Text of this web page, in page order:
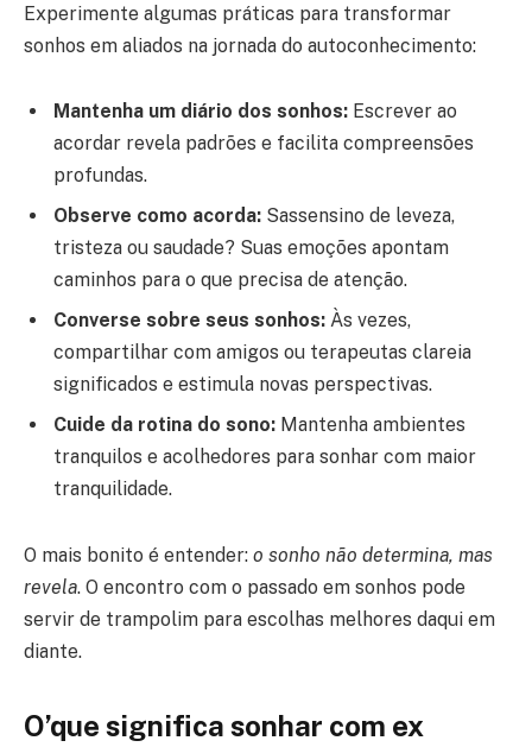
Experimente algumas práticas para transformar
sonhos em aliados na jornada do autoconhecimento:
Mantenha um diário dos sonhos: Escrever ao
acordar revela padrões e facilita compreensões
profundas.
Observe como acorda: Sassensino de leveza,
tristeza ou saudade? Suas emoções apontam
caminhos para o que precisa de atenção.
Converse sobre seus sonhos: Às vezes,
compartilhar com amigos ou terapeutas clareia
significados e estimula novas perspectivas.
Cuide da rotina do sono: Mantenha ambientes
tranquilos e acolhedores para sonhar com maior
tranquilidade.
O mais bonito é entender: o sonho não determina, mas
revela. O encontro com o passado em sonhos pode
servir de trampolim para escolhas melhores daqui em
diante.
O’que significa sonhar com ex